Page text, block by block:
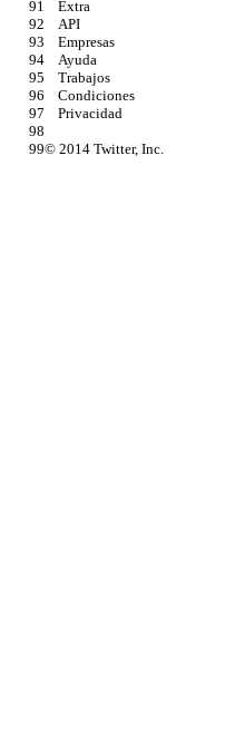
© 2014 Twitter, Inc.